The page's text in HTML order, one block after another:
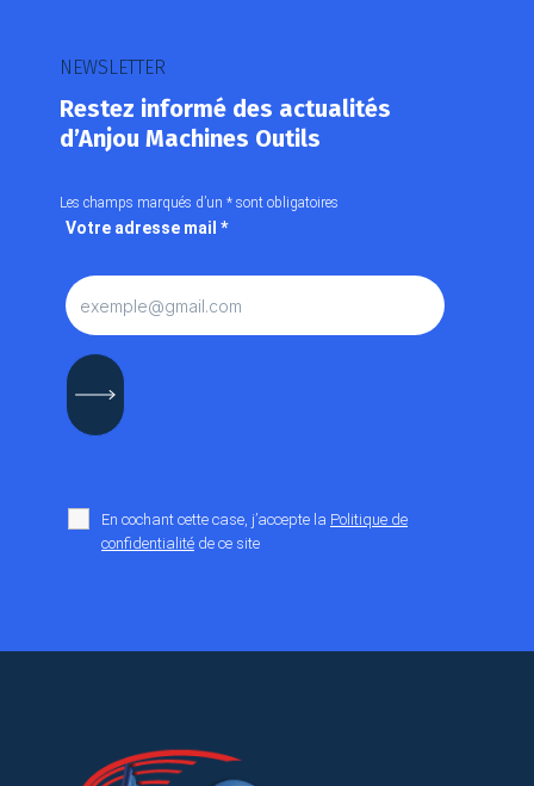
NEWSLETTER
Restez informé des actualités
d’Anjou Machines Outils
Les champs marqués d’un * sont obligatoires
Votre adresse mail *
En cochant cette case, j’accepte la Politique de
confidentialité de ce site